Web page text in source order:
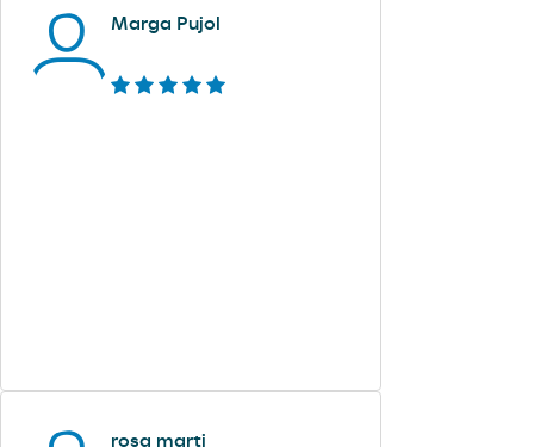
Marga Pujol
rosa marti